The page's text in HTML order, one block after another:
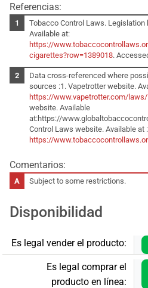
Referencias:
Tobacco Control Laws.
Available at:
https://
cigarettes?row=1389018.
Data cross-referenced where
sources :1. Vapetrotter website.
https://www.vapetrotter.com/laws/
website. Available
at:https://
Control Laws website. Available at :
https://
Comentarios:
Subject to some restrictions.
Disponibilidad
Es legal vender el producto:
Es legal comprar el
producto en línea: